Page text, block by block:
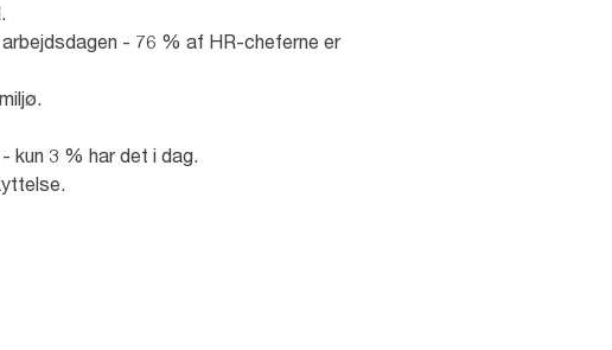
- 76 % af HR-cheferne er
kun 3 % har det i dag.